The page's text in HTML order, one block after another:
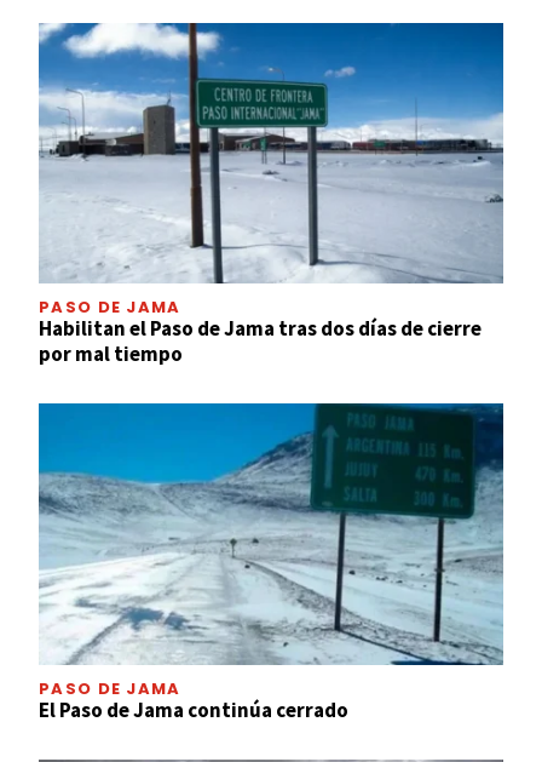
PASO DE JAMA
Habilitan el Paso de Jama tras dos días de cierre
por mal tiempo
PASO DE JAMA
El Paso de Jama continúa cerrado